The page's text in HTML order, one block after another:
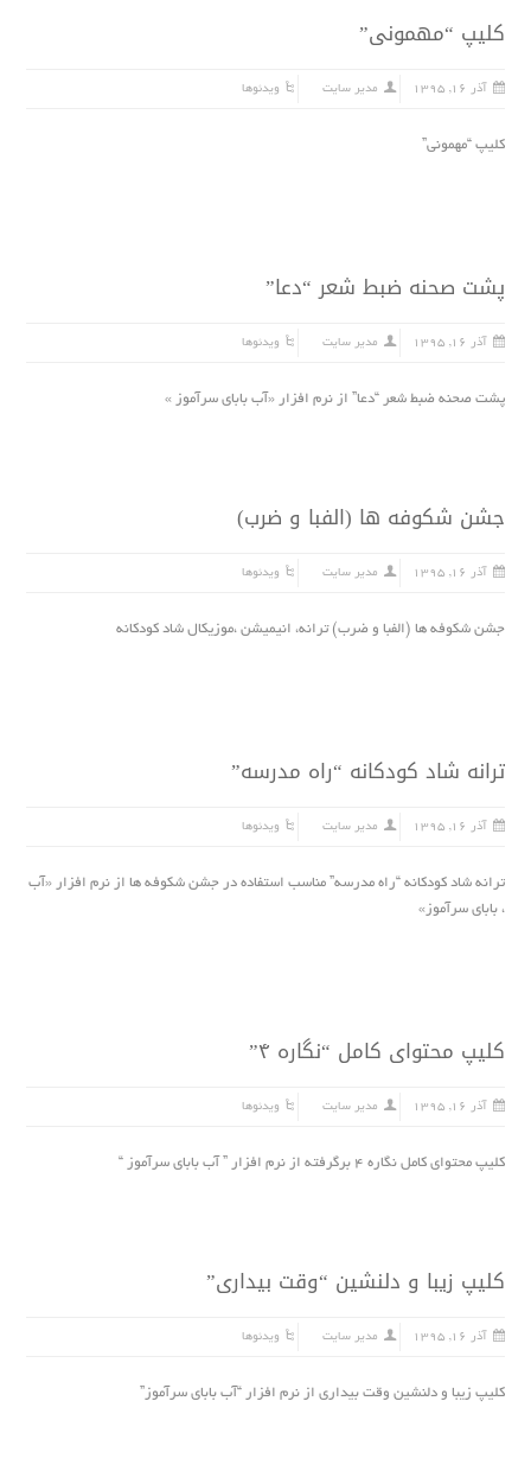
کلیپ “مهمونى”
آذر ۱۶, ۱۳۹۵ مدیر سایت ویدئوها
کلیپ “مهمونى”
پشت صحنه ضبط شعر “دعا”
آذر ۱۶, ۱۳۹۵ مدیر سایت ویدئوها
پشت صحنه ضبط شعر “دعا” از نرم افزار «آب بابای سرآموز »
جشن شکوفه ها (الفبا و ضرب)
آذر ۱۶, ۱۳۹۵ مدیر سایت ویدئوها
جشن شکوفه ها (الفبا و ضرب) ترانه، انیمیشن ،موزیکال شاد کودکانه
ترانه شاد کودکانه “راه مدرسه”
آذر ۱۶, ۱۳۹۵ مدیر سایت ویدئوها
ترانه شاد کودکانه “راه مدرسه” مناسب استفاده در جشن شکوفه ها از نرم افزار «آب
، باباى سرآموز»
کلیپ محتوای کامل “نگاره ۴”
آذر ۱۶, ۱۳۹۵ مدیر سایت ویدئوها
کلیپ محتوای کامل نگاره ۴ برگرفته از نرم افزار ” آب بابای سرآموز “
کلیپ زیبا و دلنشین “وقت بیدارى”
آذر ۱۶, ۱۳۹۵ مدیر سایت ویدئوها
کلیپ زیبا و دلنشین وقت بیدارى از نرم افزار “آب بابای سرآموز”